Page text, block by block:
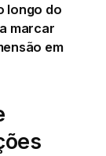
longo do
marcar
em